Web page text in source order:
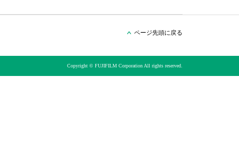
ページ先頭に戻る
Copyright © FUJIFILM Corporation All rights reserved.